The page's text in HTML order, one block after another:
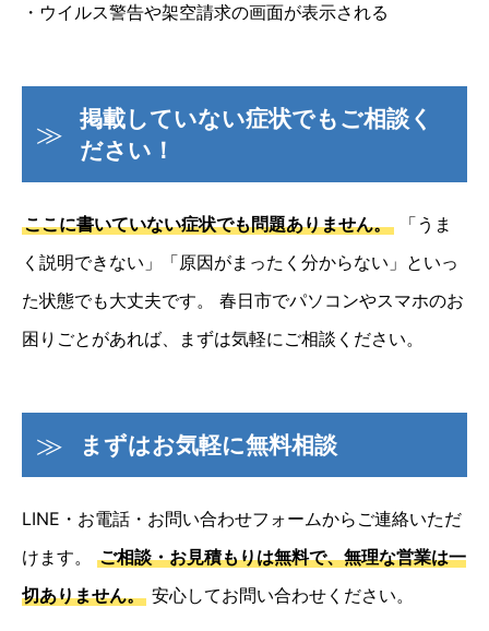
・ウイルス警告や架空請求の画面が表示される
掲載していない症状でもご相談く
ださい！
ここに書いていない症状でも問題ありません。「うま
く説明できない」「原因がまったく分からない」といっ
た状態でも大丈夫です。
春日市でパソコンやスマホのお
困りごとがあれば、まずは気軽にご相談ください。
まずはお気軽に無料相談
LINE・お電話・お問い合わせフォームからご連絡いただ
けます。
ご相談・お見積もりは無料で、無理な営業は一
切ありません。 安心してお問い合わせください。